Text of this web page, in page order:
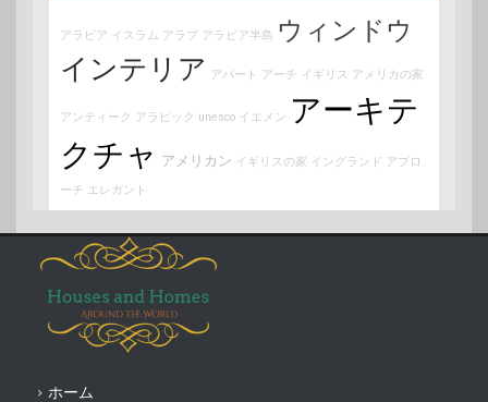
アラビア イスラム アラブ アラビア半島 ウィンドウ
インテリア アパート アーチ イギリス アメリカの家
アンティーク アラビック unesco イエメン アーキテ
クチャ アメリカン イギリスの家 イングランド アプロ
ーチ エレガント
ホーム